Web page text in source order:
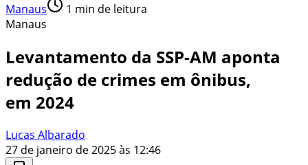
Manaus 1 min de leitura
Manaus
Levantamento da SSP-AM aponta
redução de crimes em ônibus,
em 2024
Lucas Albarado
27 de janeiro de 2025 às 12:46